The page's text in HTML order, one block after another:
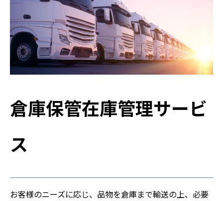
倉庫保管在庫管理サービ
ス
お客様のニーズに応じ、品物を倉庫まで輸送の上、必要